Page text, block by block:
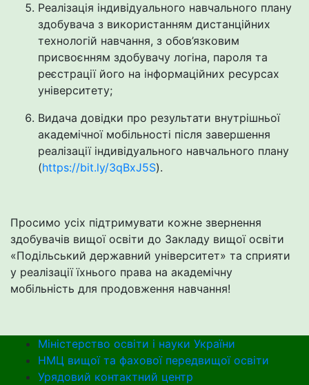
Реалізація індивідуального навчального плану
здобувача з використанням дистанційних
технологій навчання, з обов’язковим
присвоєнням здобувачу логіна, пароля та
реєстрації його на інформаційних ресурсах
університету;
Видача довідки про результати внутрішньої
академічної мобільності після завершення
реалізації індивідуального навчального плану
(https://bit.ly/3qBxJ5S).
Просимо усіх підтримувати кожне звернення
здобувачів вищої освіти до Закладу вищої освіти
«Подільський державний університет» та сприяти
у реалізації їхнього права на академічну
мобільність для продовження навчання!
Міністерство освіти і науки України
НМЦ вищої та фахової передвищої освіти
Урядовий контактний центр